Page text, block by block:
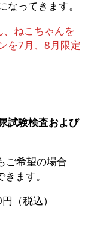
ってきます。
ねこちゃんを
を7月、8月限定
試験検査および
ご希望の場合
ます。
（税込）